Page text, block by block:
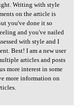
Writing with style
on the article is
you've done it so
and you've nailed
with style and I
Best! I am a new user
articles and posts
more interest in some
more information on